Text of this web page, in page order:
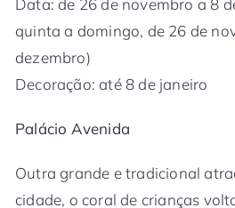
Data: de 26 de novembro a 8
quinta a domingo, de 26 de
dezembro)
Decoração: até 8 de janeiro
Palácio Avenida
Outra grande e tradicional
cidade, o coral de crianças